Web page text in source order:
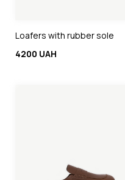
Loafers with rubber sole
4200 UAH